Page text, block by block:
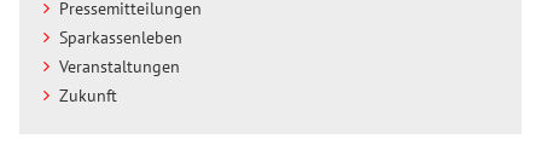
Pressemitteilungen
Sparkassenleben
Veranstaltungen
Zukunft